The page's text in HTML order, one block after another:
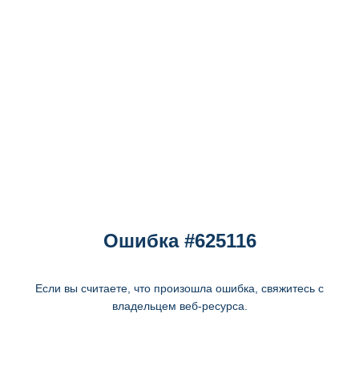
Ошибка #625116
Если вы считаете, что произошла ошибка, свяжитесь с
владельцем веб-ресурса.